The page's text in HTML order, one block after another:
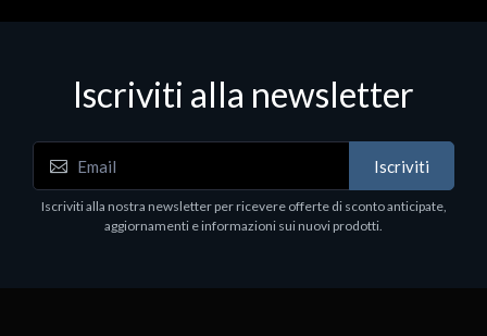
Iscriviti alla newsletter
Iscriviti
Iscriviti alla nostra newsletter per ricevere offerte di sconto anticipate,
aggiornamenti e informazioni sui nuovi prodotti.